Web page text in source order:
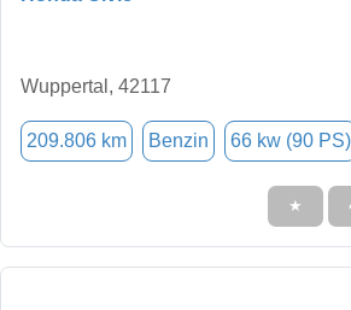
Wuppertal, 42117
209.806 km Benzin 66 kw (90 PS)
★